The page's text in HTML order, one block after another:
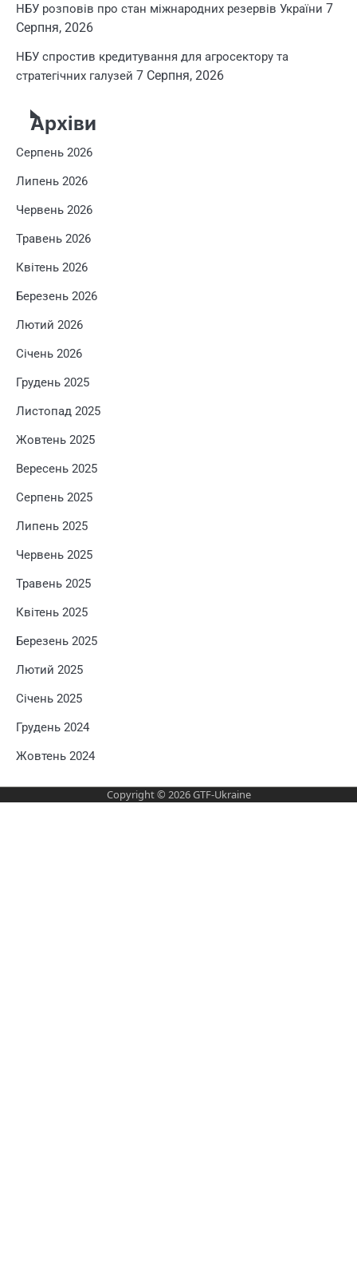
НБУ розповів про стан міжнародних резервів України 7
Серпня, 2026
НБУ спростив кредитування для агросектору та
стратегічних галузей 7 Серпня, 2026
Архіви
Серпень 2026
Липень 2026
Червень 2026
Травень 2026
Квітень 2026
Березень 2026
Лютий 2026
Січень 2026
Грудень 2025
Листопад 2025
Жовтень 2025
Вересень 2025
Серпень 2025
Липень 2025
Червень 2025
Травень 2025
Квітень 2025
Березень 2025
Лютий 2025
Січень 2025
Грудень 2024
Жовтень 2024
Copyright © 2026GTF-Ukraine